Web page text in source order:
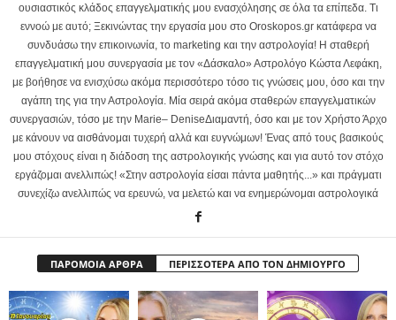
ουσιαστικός κλάδος επαγγελματικής μου ενασχόλησης σε όλα τα επίπεδα. Τι
εννοώ με αυτό; Ξεκινώντας την εργασία μου στο Oroskopos.gr κατάφερα να
συνδυάσω την επικοινωνία, το marketing και την αστρολογία! Η σταθερή
επαγγελματική μου συνεργασία με τον «Δάσκαλο» Αστρολόγο Κώστα Λεφάκη,
με βοήθησε να ενισχύσω ακόμα περισσότερο τόσο τις γνώσεις μου, όσο και την
αγάπη της για την Αστρολογία. Μία σειρά ακόμα σταθερών επαγγελματικών
συνεργασιών, τόσο με την Marie– DeniseΔιαμαντή, όσο και με τον Χρήστο Άρχο
με κάνουν να αισθάνομαι τυχερή αλλά και ευγνώμων! Ένας από τους βασικούς
μου στόχους είναι η διάδοση της αστρολογικής γνώσης και για αυτό τον στόχο
εργάζομαι ανελλιπώς! «Στην αστρολογία είσαι πάντα μαθητής...» και πράγματι
συνεχίζω ανελλιπώς να ερευνώ, να μελετώ και να ενημερώνομαι αστρολογικά
ΠΑΡΟΜΟΙΑ ΑΡΘΡΑ ΠΕΡΙΣΣΟΤΕΡΑ ΑΠΟ ΤΟΝ ΔΗΜΙΟΥΡΓΟ